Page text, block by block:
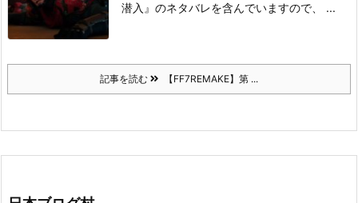
潜入』のネタバレを含んでいますので、 ...
記事を読む 【FF7REMAKE】第 ...